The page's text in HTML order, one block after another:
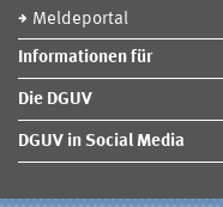
Meldeportal
Informationen für
Die DGUV
DGUV in Social Media